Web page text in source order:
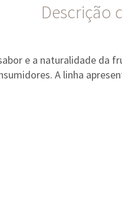
Descrição
e a naturalidade
A linha